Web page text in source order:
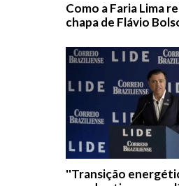
Como a Faria Lima
chapa de Flávio
''Transição